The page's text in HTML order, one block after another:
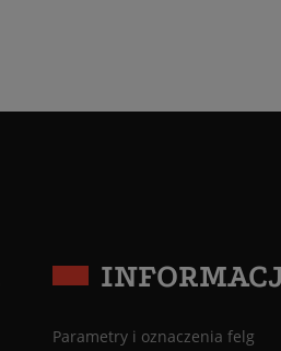
Parametry i oznaczenia felg